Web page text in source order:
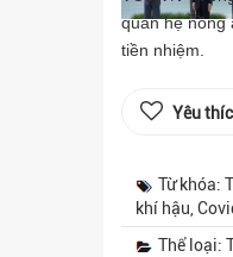
quan hệ nồng
tiền nhiệm.
Yêu
Từ khóa:
khí hậu,
Thể loại: